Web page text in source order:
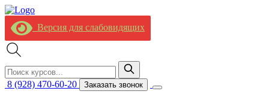
Версия для слабовидящих
8 (928) 470-60-20 Заказать звонок